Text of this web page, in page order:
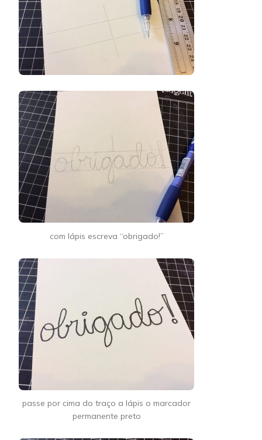
com lápis escreva “obrigado!”
passe por cima do traço a lápis o marcador
permanente preto